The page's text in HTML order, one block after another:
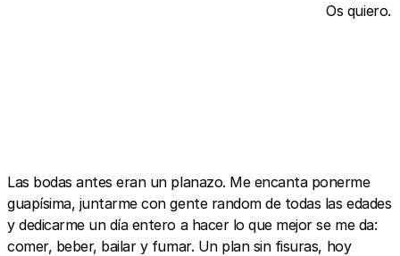
Os quiero.
Las bodas antes eran un planazo. Me encanta ponerme
guapísima, juntarme con gente random de todas las edades
y dedicarme un día entero a hacer lo que mejor se me da:
comer, beber, bailar y fumar. Un plan sin fisuras, hoy